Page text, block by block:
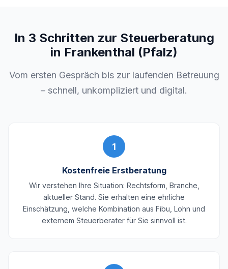
In 3 Schritten zur Steuerberatung
in Frankenthal (Pfalz)
Vom ersten Gespräch bis zur laufenden Betreuung
– schnell, unkompliziert und digital.
1
Kostenfreie Erstberatung
Wir verstehen Ihre Situation: Rechtsform, Branche,
aktueller Stand. Sie erhalten eine ehrliche
Einschätzung, welche Kombination aus Fibu, Lohn und
externem Steuerberater für Sie sinnvoll ist.